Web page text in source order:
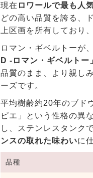
現在 ロワールで最も人
どの高い品質を誇る、
上区画を所有しており
ロマン・ギベルトーが
D -ロマン・ギベルトー
品質のまま、より親し
ーズです。
平均樹齢約20年のブド
ピエ」という性格の異
し、ステンレスタンク
ンスの取れた味わいに
品種